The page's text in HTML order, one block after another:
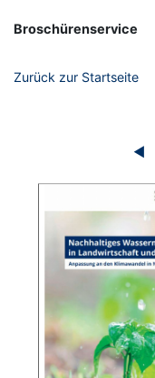
Broschürenservice
Zurück zur Startseite